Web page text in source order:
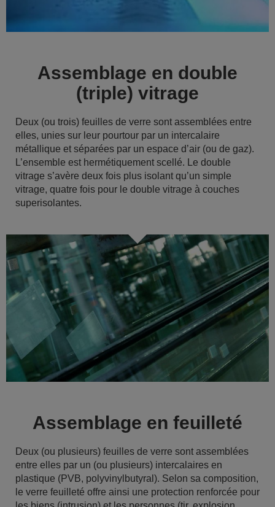
Assemblage en double
(triple) vitrage
Deux (ou trois) feuilles de verre sont assemblées entre
elles, unies sur leur pourtour par un intercalaire
métallique et séparées par un espace d’air (ou de gaz).
L’ensemble est hermétiquement scellé. Le double
vitrage s’avère deux fois plus isolant qu’un simple
vitrage, quatre fois pour le double vitrage à couches
superisolantes.
Assemblage en feuilleté
Deux (ou plusieurs) feuilles de verre sont assemblées
entre elles par un (ou plusieurs) intercalaires en
plastique (PVB, polyvinylbutyral). Selon sa composition,
le verre feuilleté offre ainsi une protection renforcée pour